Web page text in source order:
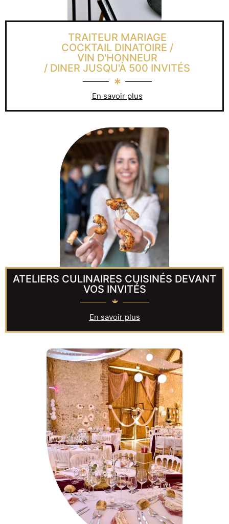
TRAITEUR MARIAGE
COCKTAIL DINATOIRE /
VIN D'HONNEUR
/ DINER JUSQU'À 500 INVITÉS
En savoir plus
ATELIERS CULINAIRES CUISINÉS DEVANT
VOS INVITÉS
En savoir plus